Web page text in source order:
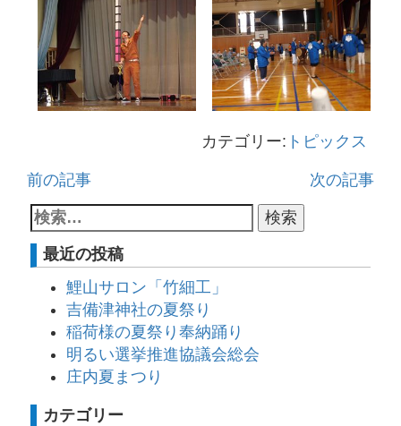
カテゴリー: トピックス
前の記事 次の記事
最近の投稿
鯉山サロン「竹細工」
吉備津神社の夏祭り
稲荷様の夏祭り奉納踊り
明るい選挙推進協議会総会
庄内夏まつり
カテゴリー